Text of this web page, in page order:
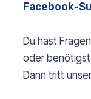
Facebook-
Du hast
oder
Dann tritt